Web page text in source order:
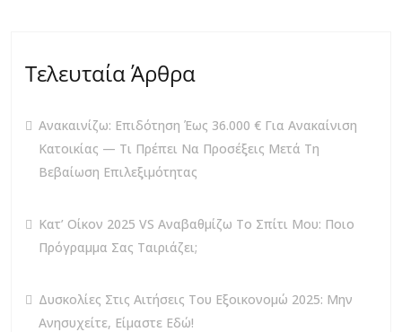
Τελευταία Άρθρα
Ανακαινίζω: Επιδότηση Έως 36.000 € Για Ανακαίνιση
Κατοικίας — Τι Πρέπει Να Προσέξεις Μετά Τη
Βεβαίωση Επιλεξιμότητας
Κατ’ Οίκον 2025 VS Αναβαθμίζω Το Σπίτι Μου: Ποιο
Πρόγραμμα Σας Ταιριάζει;
Δυσκολίες Στις Αιτήσεις Του Εξοικονομώ 2025: Μην
Ανησυχείτε, Είμαστε Εδώ!